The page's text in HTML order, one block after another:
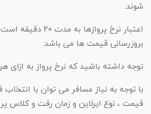
شوند.
اعتبار نرخ پروازها
بروزرسانی قیمت ها می باشد.
توجه داشته باشید که نرخ پرواز به ازای
با توجه به نیاز مسافر می توان با انتخاب
قیمت ، نوع ایرلاین و زمان رفت و کلاس
تور هرمز
تور ماسوله
تور گلستان
تور سوباتان